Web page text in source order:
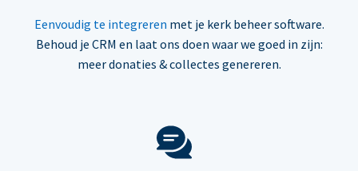
Eenvoudig te integreren met je kerk beheer software.
Behoud je CRM en laat ons doen waar we goed in zijn:
meer donaties & collectes genereren.